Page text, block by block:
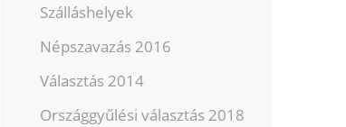
Szálláshelyek
Népszavazás 2016
Választás 2014
Országgyűlési választás 2018